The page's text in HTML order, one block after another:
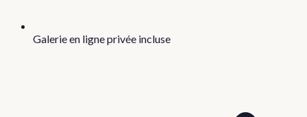
Galerie en ligne privée incluse